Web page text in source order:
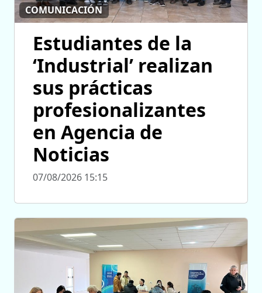
COMUNICACIÓN
Estudiantes de la
‘Industrial’ realizan
sus prácticas
profesionalizantes
en Agencia de
Noticias
07/08/2026 15:15